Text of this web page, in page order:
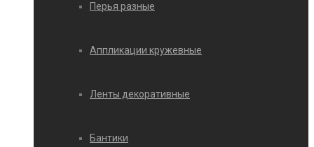
Перья разные
Аппликации кружевные
Ленты декоративные
Бантики